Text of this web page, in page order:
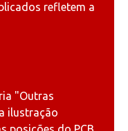
refletem a
"Outras
ilustração